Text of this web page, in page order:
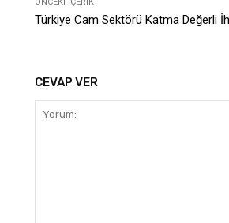
Türkiye Cam Sektörü Katma Değerli
CEVAP VER